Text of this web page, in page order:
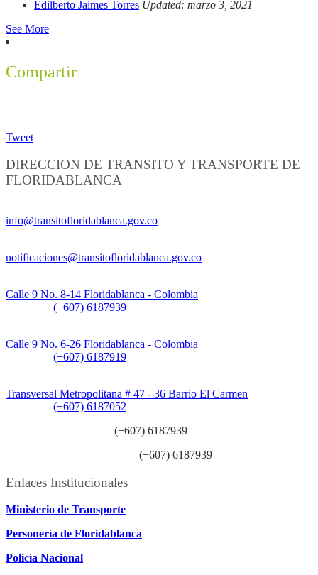
Edilberto Jaimes Torres Updated: marzo 3, 2021
See More
Compartir
Tweet
DIRECCION DE TRANSITO Y TRANSPORTE DE
FLORIDABLANCA
info@transitofloridablanca.gov.co
notificaciones@transitofloridablanca.gov.co
Calle 9 No. 8-14 Floridablanca - Colombia
(+607) 6187939
Calle 9 No. 6-26 Floridablanca - Colombia
(+607) 6187919
Transversal Metropolitana # 47 - 36 Barrio El Carmen
(+607) 6187052
(+607) 6187939
(+607) 6187939
Enlaces Institucionales
Ministerio de Transporte
Personería de Floridablanca
Policía Nacional